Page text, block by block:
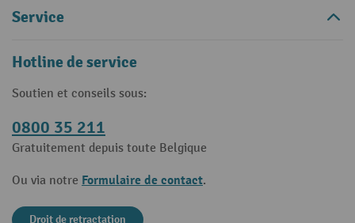
Service
Hotline de service
Soutien et conseils sous:
0800 35 211
Gratuitement depuis toute Belgique
Ou via notre Formulaire de contact.
Droit de retractation